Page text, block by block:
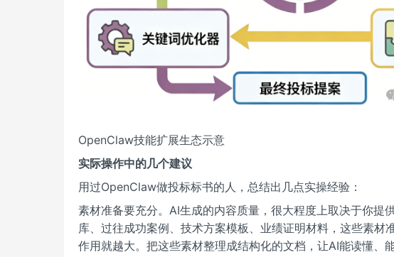
OpenClaw技能扩展生态示意
实际操作中的几个建议
用过OpenClaw做投标标书的人，总结出几点实操经验：
素材准备要充分。AI生成的内容质量，很大程度上取决于你提
库、过往成功案例、技术方案模板、业绩证明材料，这些素材
作用就越大。把这些素材整理成结构化的文档，让AI能读懂、能